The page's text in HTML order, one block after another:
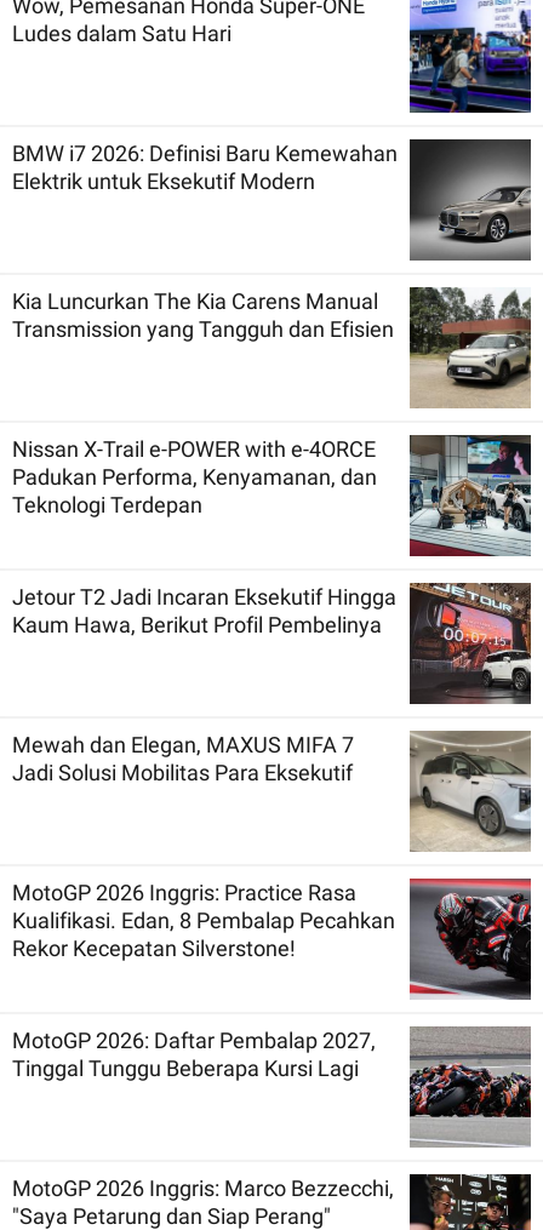
Ludes dalam Satu Hari
BMW i7 2026: Definisi Baru Kemewahan
Elektrik untuk Eksekutif Modern
Kia Luncurkan The Kia Carens Manual
Transmission yang Tangguh dan Efisien
Nissan X-Trail e-POWER with e-4ORCE
Padukan Performa, Kenyamanan, dan
Teknologi Terdepan
Jetour T2 Jadi Incaran Eksekutif Hingga
Kaum Hawa, Berikut Profil Pembelinya
Mewah dan Elegan, MAXUS MIFA 7
Jadi Solusi Mobilitas Para Eksekutif
MotoGP 2026 Inggris: Practice Rasa
Kualifikasi. Edan, 8 Pembalap Pecahkan
Rekor Kecepatan Silverstone!
MotoGP 2026: Daftar Pembalap 2027,
Tinggal Tunggu Beberapa Kursi Lagi
MotoGP 2026 Inggris: Marco Bezzecchi,
"Saya Petarung dan Siap Perang"